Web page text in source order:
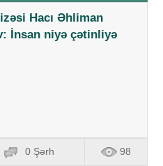
Hacı Əhliman
İnsan niyə çətinliyə
0 Şərh 98